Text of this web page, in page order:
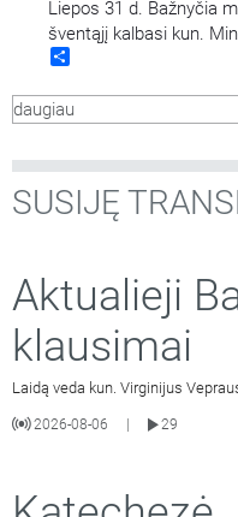
Liepos 31 d. Bažnyčia
šventąjį kalbasi kun.
Bieliauskaitė.
daugiau
SUSIJĘ
Aktualieji
klausimai
Laidą veda kun. Virginijus
2026-08-06
29